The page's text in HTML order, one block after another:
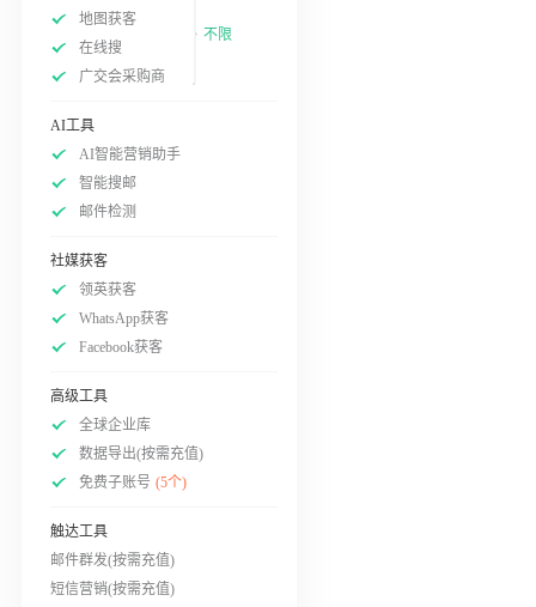
地图获客
在线搜
广交会采购商
不限
AI工具
AI智能营销助手
智能搜邮
邮件检测
社媒获客
领英获客
WhatsApp获客
Facebook获客
高级工具
全球企业库
数据导出(按需充值)
免费子账号 (5个)
触达工具
邮件群发(按需充值)
短信营销(按需充值)